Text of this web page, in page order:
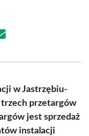
w Jastrzębiu-
przetargów
jest sprzedaż
instalacji